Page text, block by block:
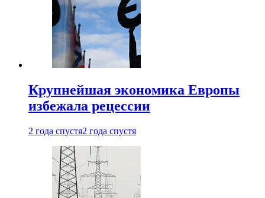
Крупнейшая экономика Европы
избежала рецессии
2 года спустя2 года спустя